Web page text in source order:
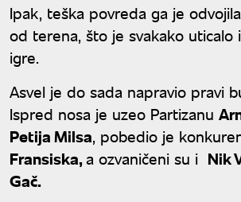
Ipak, teška povreda ga je
od terena, što je svakako uticalo
igre.
Asvel je do sada napravio pravi
Ispred nosa je uzeo Partizanu
Petija Milsa, pobedio je
Fransiska,a ozvaničeni su i Nik
Gač.